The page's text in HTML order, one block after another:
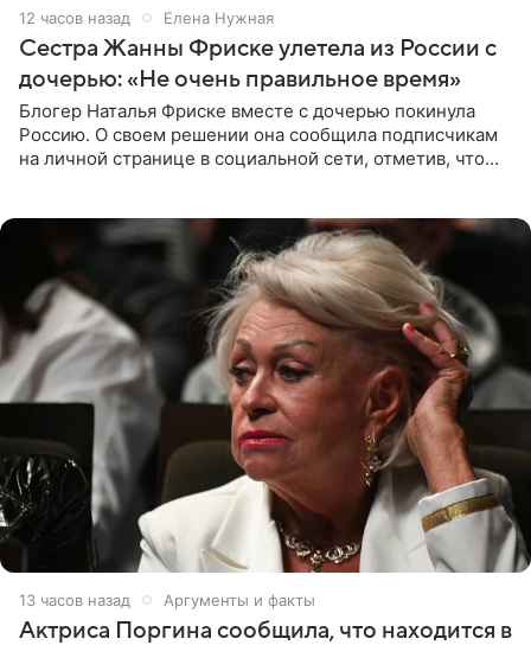
12 часов назад Елена Нужная
Сестра Жанны Фриске улетела из России с
дочерью: «Не очень правильное время»
Блогер Наталья Фриске вместе с дочерью покинула
Россию. О своем решении она сообщила подписчикам
на личной странице в социальной сети, отметив, что
13 часов назад Аргументы и факты
Актриса Поргина сообщила, что находится в